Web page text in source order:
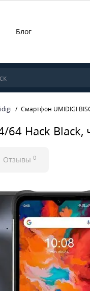
Блог
Смартфон UMIDIGI
64 Hack Black,
Отзывы 0